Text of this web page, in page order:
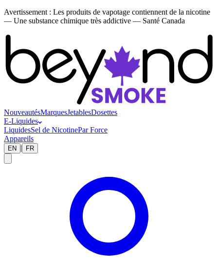
Avertissement : Les produits de vapotage contiennent de la nicotine
— Une substance chimique très addictive — Santé Canada
NouveautésMarquesJetablesDosettes
E-Liquides
LiquidesSel de NicotinePar Force
Appareils
EN | FR